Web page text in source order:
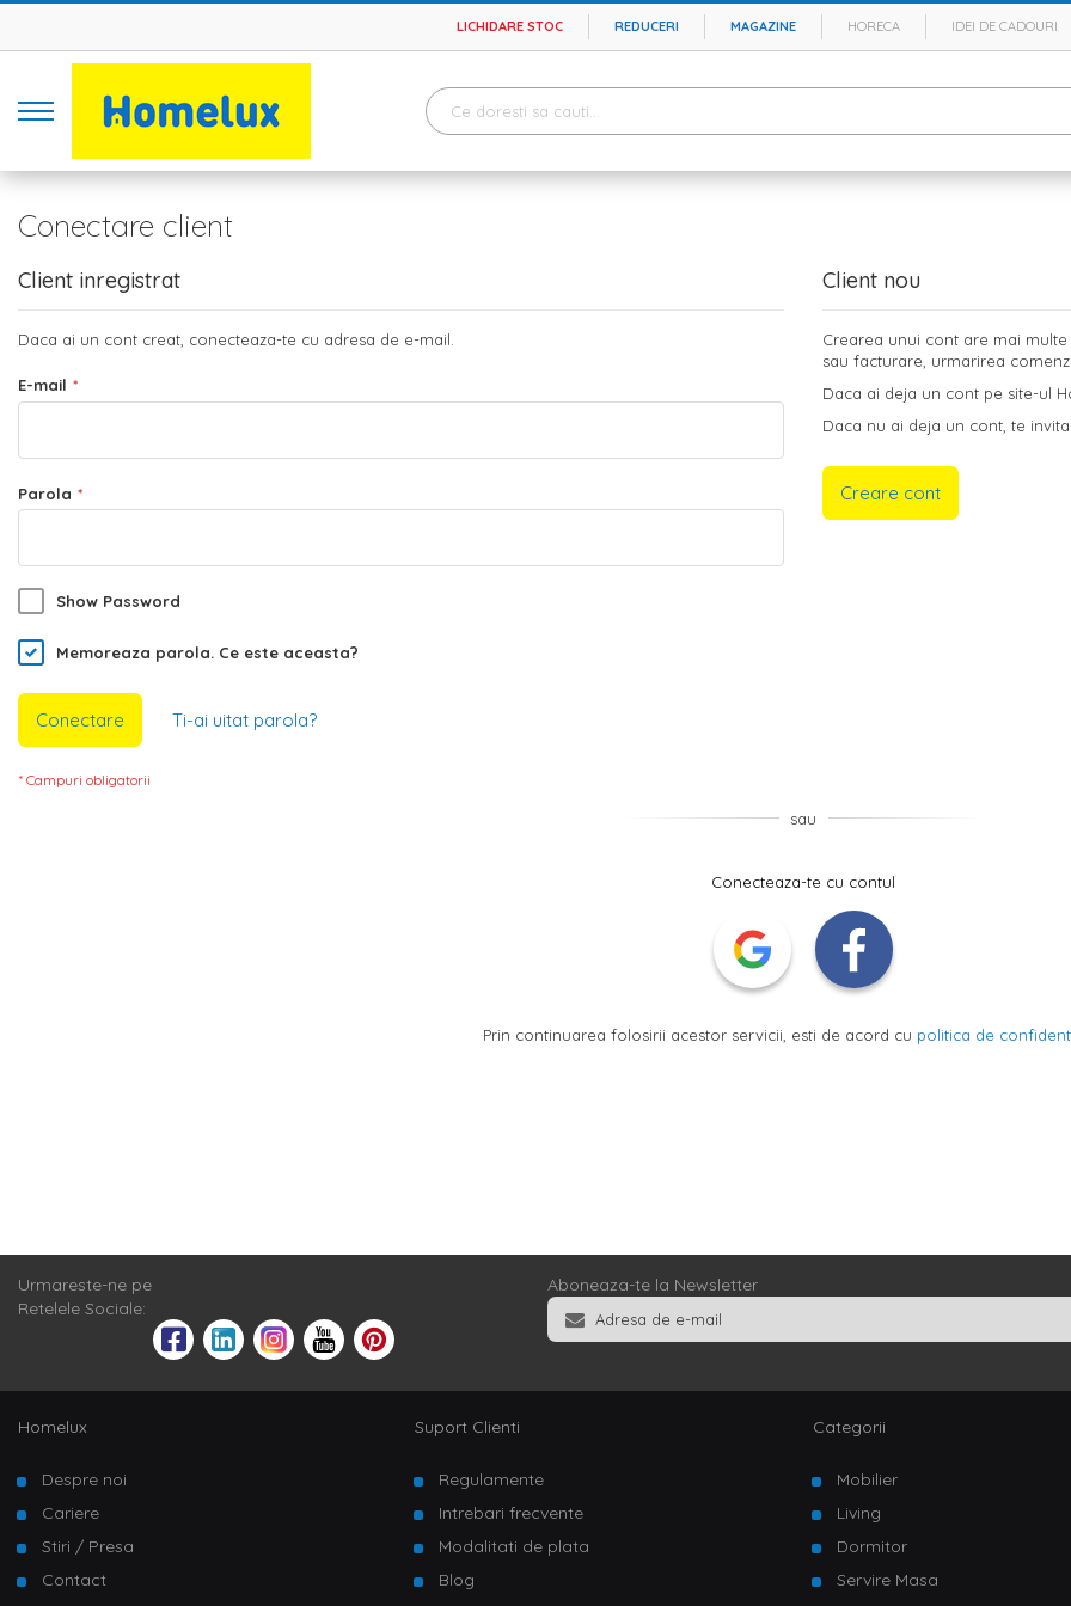
LICHIDARE STOC REDUCERI MAGAZINE HORECA IDEI DE CADOURI
Conectare client
Client inregistrat
Daca ai un cont creat, conecteaza-te cu adresa de e-mail.
E-mail
Parola
Show Password
Memoreaza parola. Ce este aceasta?
Conectare Ti-ai uitat parola?
Client nou
Crearea unui cont are mai
sau facturare, urmarirea
Daca ai deja un cont pe site-ul
Daca nu ai deja un cont, te
Creare cont
sau
Conecteaza-te cu contul
Prin continuarea folosirii acestor servicii, esti de acord cu politica de
Urmareste-ne pe
Retelele Sociale:
Aboneaza-te la Newsletter
Homelux
Despre noi
Cariere
Stiri / Presa
Contact
Suport Clienti
Regulamente
Intrebari frecvente
Modalitati de plata
Blog
Categorii
Mobilier
Living
Dormitor
Servire Masa